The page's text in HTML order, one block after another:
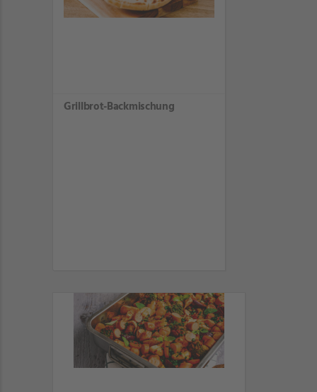
Grillbrot-Backmischung